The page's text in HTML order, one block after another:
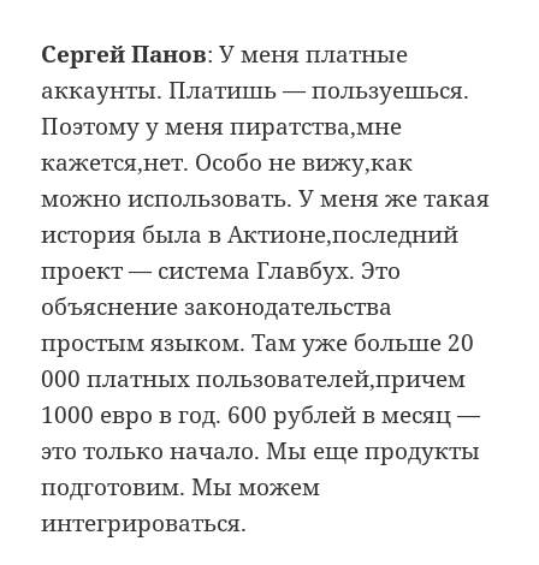
Сергей Панов: У меня платные
аккаунты. Платишь — пользуешься.
Поэтому у меня пиратства,мне
кажется,нет. Особо не вижу,как
можно использовать. У меня же такая
история была в Актионе,последний
проект — система Главбух. Это
объяснение законодательства
простым языком. Там уже больше 20
000 платных пользователей,причем
1000 евро в год. 600 рублей в месяц —
это только начало. Мы еще продукты
подготовим. Мы можем
интегрироваться.